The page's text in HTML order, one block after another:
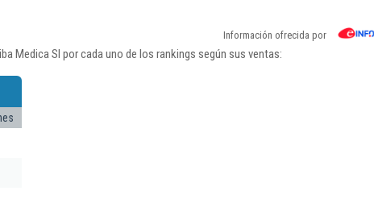
Información ofrecida por
Medica Sl por cada uno de los rankings según sus ventas: